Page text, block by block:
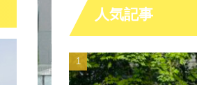
人気記事